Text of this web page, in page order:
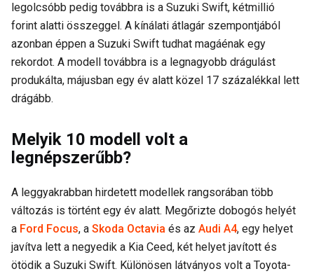
legolcsóbb pedig továbbra is a Suzuki Swift, kétmillió
forint alatti összeggel. A kínálati átlagár szempontjából
azonban éppen a Suzuki Swift tudhat magáénak egy
rekordot. A modell továbbra is a legnagyobb drágulást
produkálta, májusban egy év alatt közel 17 százalékkal lett
drágább.
Melyik 10 modell volt a
legnépszerűbb?
A leggyakrabban hirdetett modellek rangsorában több
változás is történt egy év alatt. Megőrizte dobogós helyét
a Ford Focus, a Skoda Octavia és az Audi A4, egy helyet
javítva lett a negyedik a Kia Ceed, két helyet javított és
ötödik a Suzuki Swift. Különösen látványos volt a Toyota-